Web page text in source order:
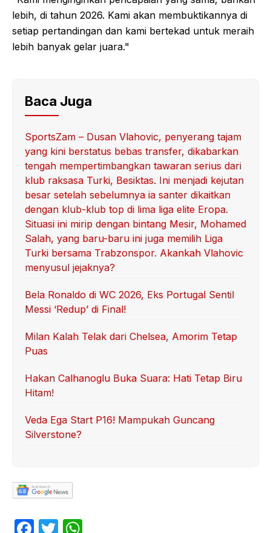
lebih, di tahun 2026. Kami akan membuktikannya di
setiap pertandingan dan kami bertekad untuk meraih
lebih banyak gelar juara."
Baca Juga
SportsZam – Dusan Vlahovic, penyerang tajam
yang kini berstatus bebas transfer, dikabarkan
tengah mempertimbangkan tawaran serius dari
klub raksasa Turki, Besiktas. Ini menjadi kejutan
besar setelah sebelumnya ia santer dikaitkan
dengan klub-klub top di lima liga elite Eropa.
Situasi ini mirip dengan bintang Mesir, Mohamed
Salah, yang baru-baru ini juga memilih Liga
Turki bersama Trabzonspor. Akankah Vlahovic
menyusul jejaknya?
Bela Ronaldo di WC 2026, Eks Portugal Sentil
Messi ‘Redup’ di Final!
Milan Kalah Telak dari Chelsea, Amorim Tetap
Puas
Hakan Calhanoglu Buka Suara: Hati Tetap Biru
Hitam!
Veda Ega Start P16! Mampukah Guncang
Silverstone?